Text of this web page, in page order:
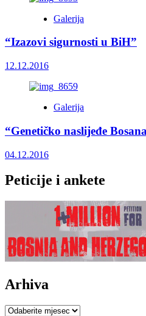
Galerija
“Izazovi sigurnosti u BiH”
12.12.2016
Galerija
“Genetičko naslijeđe
04.12.2016
Peticije i ankete
Arhiva
Arhiva